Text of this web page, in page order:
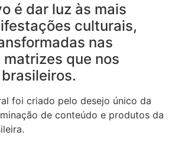
é dar luz às mais
culturais,
nas
que nos
foi criado pelo desejo único da
de conteúdo e produtos da